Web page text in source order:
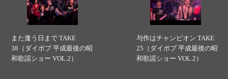
また逢う日まで TAKE
38（ダイポプ 平成最後の昭
和歌謡ショー VOL.2）
与作はチャンピオン TAKE
25（ダイポプ 平成最後の昭
和歌謡ショー VOL.2）